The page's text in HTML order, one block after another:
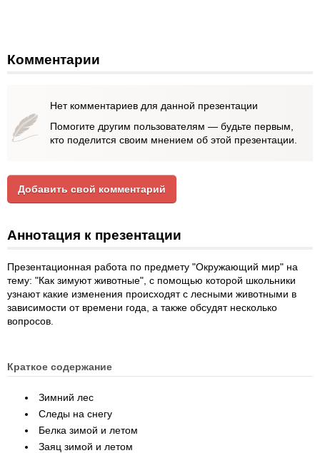
Комментарии
Нет комментариев для данной презентации
Помогите другим пользователям — будьте первым,
кто поделится своим мнением об этой презентации.
Добавить свой комментарий
Аннотация к презентации
Презентационная работа по предмету "Окружающий мир" на
тему: "Как зимуют животные", с помощью которой школьники
узнают какие изменения происходят с лесными животными в
зависимости от времени года, а также обсудят несколько
вопросов.
Краткое содержание
Зимний лес
Следы на снегу
Белка зимой и летом
Заяц зимой и летом